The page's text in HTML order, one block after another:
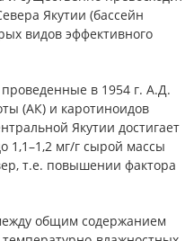
Якутии (бассейн
видов эффективного
в 1954 г. А.Д.
(АК) и каротиноидов
Якутии достигает
1,1–1,2 мг/г сырой массы
т.е. повышении фактора
общим содержанием